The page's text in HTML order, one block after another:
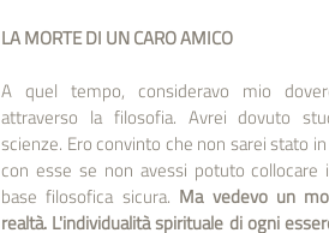
LA MORTE DI UN CARO AMICO
A quel tempo, consideravo mio
attraverso la filosofia. Avrei dovuto
scienze. Ero convinto che non sarei stato
con esse se non avessi potuto
base filosofica sicura. Ma vedevo un
realtà. L'individualità spirituale di ogni